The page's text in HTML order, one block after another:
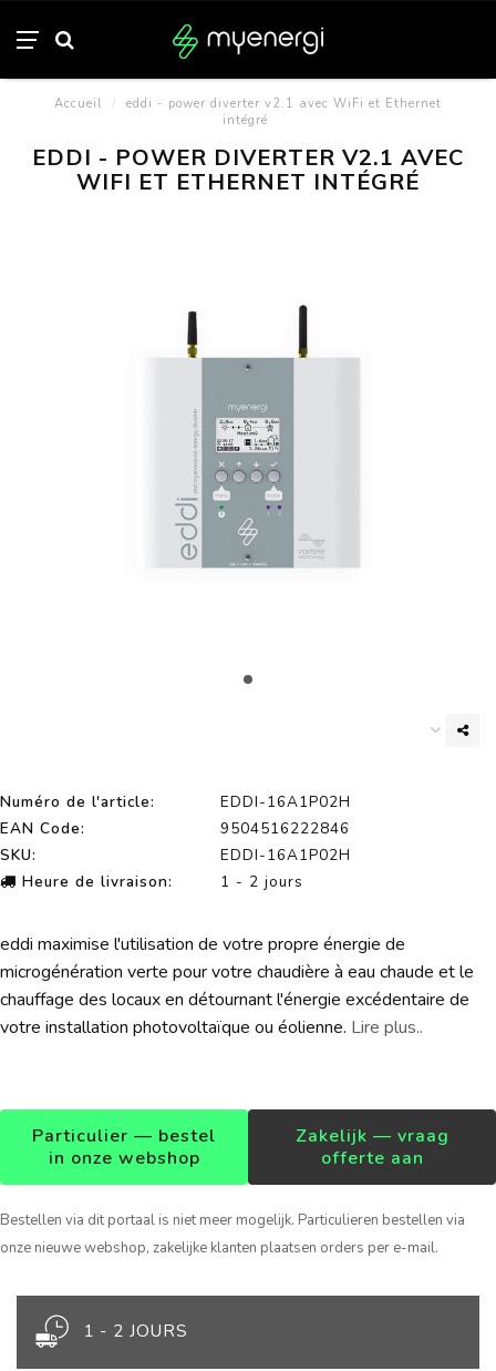
Accueil /
eddi - power diverter v2.1 avec WiFi et Ethernet
intégré
EDDI - POWER DIVERTER V2.1 AVEC
WIFI ET ETHERNET INTÉGRÉ
Numéro de l'article:
EDDI-16A1P02H
EAN Code:
9504516222846
SKU:
EDDI-16A1P02H
Heure de livraison:
1 - 2 jours
eddi maximise l'utilisation de votre propre énergie de
microgénération verte pour votre chaudière à eau chaude et le
chauffage des locaux en détournant l'énergie excédentaire de
votre installation photovoltaïque ou éolienne. Lire plus..
Particulier — bestel
in onze webshop
Zakelijk — vraag
offerte aan
Bestellen via dit portaal is niet meer mogelijk. Particulieren bestellen via
onze nieuwe webshop, zakelijke klanten plaatsen orders per e-mail.
1 - 2 JOURS